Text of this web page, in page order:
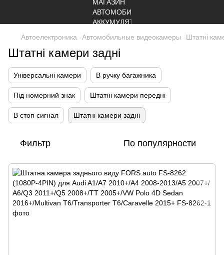
Автоелектроника Автомобильные видеокамеры Штатні
Штатні камери задні
Універсальні камери В ручку багажника
Під номерний знак Штатні камери передні
В стоп сигнал Штатні камери задні
Фильтр По популярности